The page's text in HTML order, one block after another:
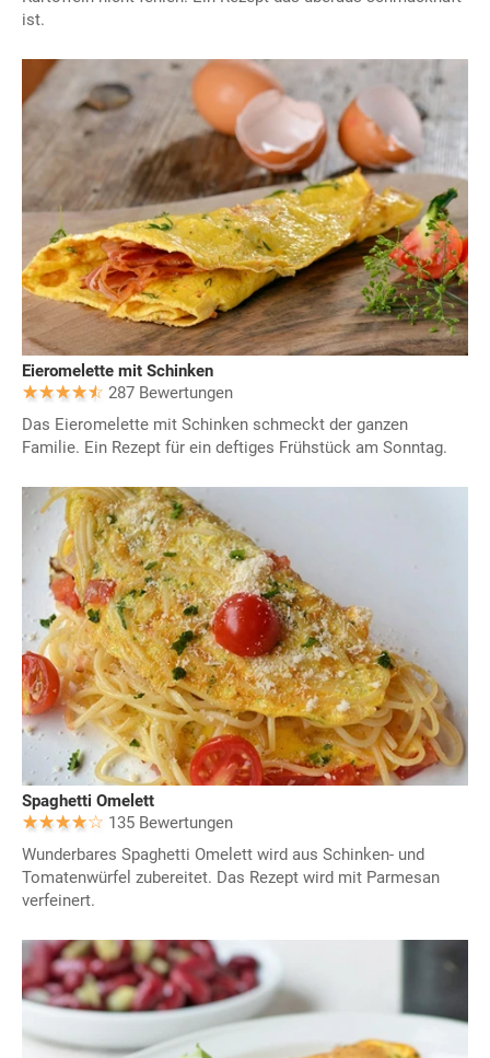
ist.
Eieromelette mit Schinken
287 Bewertungen
Das Eieromelette mit Schinken schmeckt der ganzen
Familie. Ein Rezept für ein deftiges Frühstück am Sonntag.
Spaghetti Omelett
135 Bewertungen
Wunderbares Spaghetti Omelett wird aus Schinken- und
Tomatenwürfel zubereitet. Das Rezept wird mit Parmesan
verfeinert.